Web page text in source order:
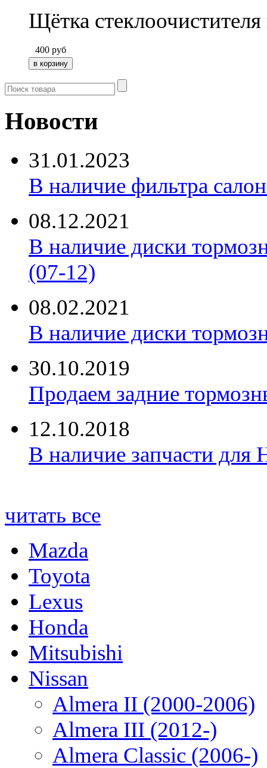
Щётка
400 руб
Новости
31.01.2023
В наличие фильтра
08.12.2021
В наличие диски
(07-12)
08.02.2021
В наличие диски
30.10.2019
Продаем задние
12.10.2018
В наличие запчасти для
читать все
Mazda
Toyota
Lexus
Honda
Mitsubishi
Nissan
Almera II (2000-2006)
Almera III (2012-)
Almera Classic (2006-)